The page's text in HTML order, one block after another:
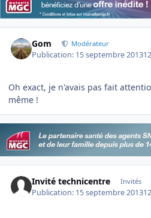
Gom Modérateur
Publication: 15 septembre 2013
Oh exact, je n'avais pas fait
même !
Invité technicentre Invités
Publication: 15 septembre 2013